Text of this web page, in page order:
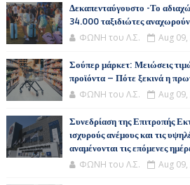
Δεκαπενταύγουστο -Το
34.000 ταξιδιώτες
ΦΩΝΗ του Λ.Σ. Aug
Σούπερ μάρκετ: Μειώσεις
προϊόντα – Πότε ξεκινά η
ΦΩΝΗ του Λ.Σ. Aug
Συνεδρίαση της Επιτροπής
ισχυρούς ανέμους και τις
αναμένονται τις επόμενες
ΦΩΝΗ του Λ.Σ. Aug